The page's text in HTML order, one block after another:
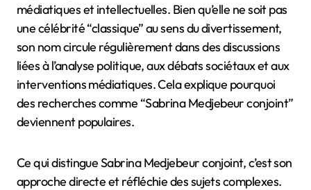
médiatiques et intellectuelles. Bien qu’elle ne soit pas
une célébrité “classique” au sens du divertissement,
son nom circule régulièrement dans des discussions
liées à l’analyse politique, aux débats sociétaux et aux
interventions médiatiques. Cela explique pourquoi
des recherches comme “Sabrina Medjebeur conjoint”
deviennent populaires.
Ce qui distingue Sabrina Medjebeur conjoint, c’est son
approche directe et réfléchie des sujets complexes.